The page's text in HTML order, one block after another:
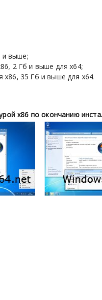
и выше;
2 Гб и выше для х64;
х86, 35 Гб и выше для х64.
х86 по окончанию